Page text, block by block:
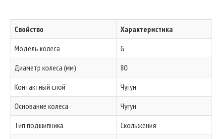
Свойство
Характеристика
Модель колеса
G
Диаметр колеса (мм)
80
Контактный слой
Чугун
Основание колеса
Чугун
Тип подшипника
Скольжения